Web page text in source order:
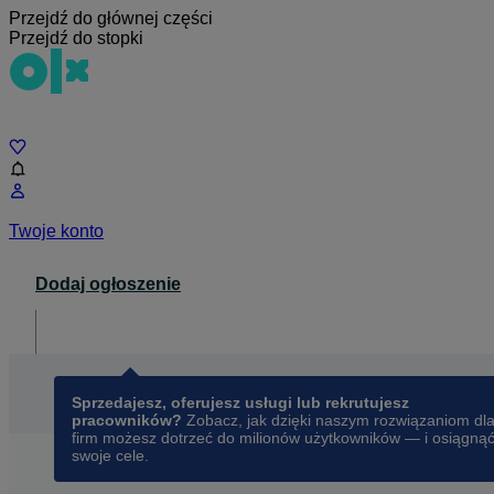
Przejdź do głównej części
Przejdź do stopki
Twoje konto
Dodaj ogłoszenie
Sprzedajesz, oferujesz usługi lub rekrutujesz
pracowników? Zobacz, jak dzięki naszym rozwiązaniom dla
firm możesz dotrzeć do milionów użytkowników — i osiągnąć
swoje cele.